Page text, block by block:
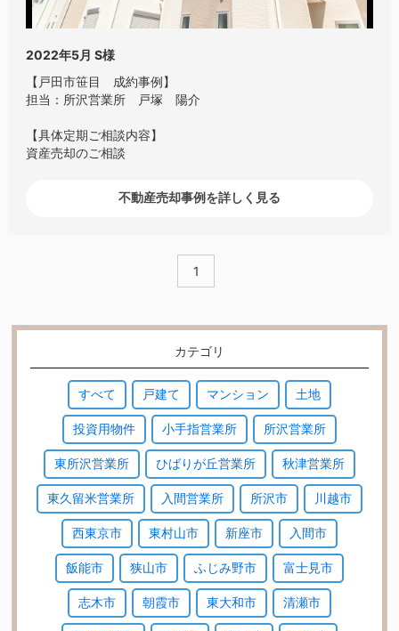
2022年5月 S様
【戸田市笹目 成約事例】
担当：所沢営業所 戸塚 陽介
【具体定期ご相談内容】
資産売却のご相談
不動産売却事例を詳しく見る
1
カテゴリ
すべて 戸建て マンション 土地
投資用物件 小手指営業所 所沢営業所
東所沢営業所 ひばりが丘営業所 秋津営業所
東久留米営業所 入間営業所 所沢市 川越市
西東京市 東村山市 新座市 入間市
飯能市 狭山市 ふじみ野市 富士見市
志木市 朝霞市 東大和市 清瀬市